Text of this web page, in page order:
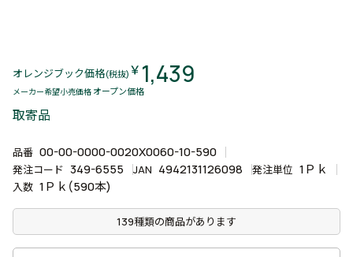
オレンジブック価格(税抜) ￥ 1,439
メーカー希望小売価格 オープン価格
取寄品
品番 00-00-0000-0020X0060-10-590
発注コード 349-6555 JAN 4942131126098 発注単位 1Ｐｋ
入数 1Ｐｋ(590本)
139種類の商品があります